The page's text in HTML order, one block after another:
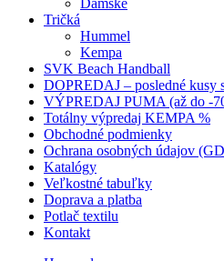
Tričká
Hummel
Kempa
SVK Beach Handball
DOPREDAJ – posledné kusy
VÝPREDAJ PUMA (až do -
Totálny výpredaj KEMPA %
Obchodné podmienky
Ochrana osobných údajov
Katalógy
Veľkostné tabuľky
Doprava a platba
Potlač textilu
Kontakt